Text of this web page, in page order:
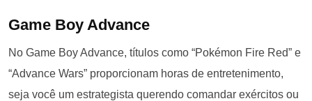
Game Boy Advance
No Game Boy Advance, títulos como “Pokémon Fire Red” e
“Advance Wars” proporcionam horas de entretenimento,
seja você um estrategista querendo comandar exércitos ou